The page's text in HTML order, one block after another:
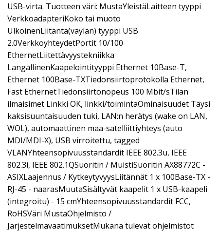
USB-virta. Tuotteen väri: MustaYleistäLaitteen tyyppi
VerkkoadapteriKoko tai muoto
UlkoinenLiitäntä(väylän) tyyppi USB
2.0VerkkoyhteydetPortit 10/100
EthernetLiitettävyystekniikka
LangallinenKaapelointityyppi Ethernet 10Base-T,
Ethernet 100Base-TXTiedonsiirtoprotokolla Ethernet,
Fast EthernetTiedonsiirtonopeus 100 Mbit/sTilan
ilmaisimet Linkki OK, linkki/toimintaOminaisuudet Täysi
kaksisuuntaisuuden tuki, LAN:n herätys (wake on LAN,
WOL), automaattinen maa-satelliittiyhteys (auto
MDI/MDI-X), USB virroitettu, tagged
VLANYhteensopivuusstandardit IEEE 802.3u, IEEE
802.3i, IEEE 802.1QSuoritin / MuistiSuoritin AX88772C -
ASIXLaajennus / KytkeytyvyysLiitännät 1 x 100Base-TX -
RJ-45 - naarasMuutaSisältyvät kaapelit 1 x USB-kaapeli
(integroitu) - 15 cmYhteensopivuusstandardit FCC,
RoHSVäri MustaOhjelmisto /
JärjestelmävaatimuksetMukana tulevat ohjelmistot